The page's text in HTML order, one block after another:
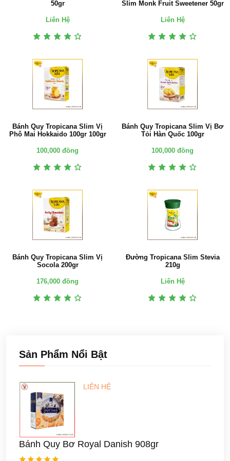
50gr
Liên Hệ
Slim Monk Fruit Sweetener 50gr
Liên Hệ
Bánh Quy Tropicana Slim Vị
Phô Mai Hokkaido 100gr 100gr
100,000 đồng
Bánh Quy Tropicana Slim Vị Bơ
Tỏi Hàn Quốc 100gr
100,000 đồng
Bánh Quy Tropicana Slim Vị
Socola 200gr
176,000 đồng
Đường Tropicana Slim Stevia
210g
Liên Hệ
Sản Phẩm Nổi Bật
LIÊN HỆ
Bánh Quy Bơ Royal Danish 908gr